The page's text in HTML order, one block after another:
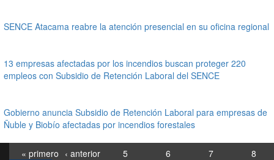
SENCE Atacama reabre la atención presencial en su oficina regional
13 empresas afectadas por los incendios buscan proteger 220
empleos con Subsidio de Retención Laboral del SENCE
Gobierno anuncia Subsidio de Retención Laboral para empresas de
Ñuble y Biobío afectadas por incendios forestales
« primero ‹ anterior 5 6 7
8